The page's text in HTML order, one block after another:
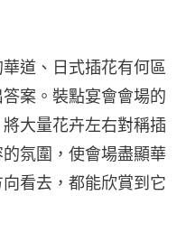
道、日式插花有何區
案。裝點宴會會場的
大量花卉左右對稱插
氛圍，使會場盡顯華
看去，都能欣賞到它